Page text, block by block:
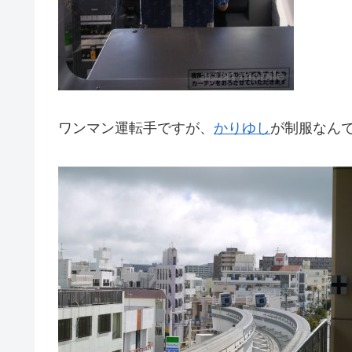
ワンマン運転手ですが、 かりゆし が制服なん